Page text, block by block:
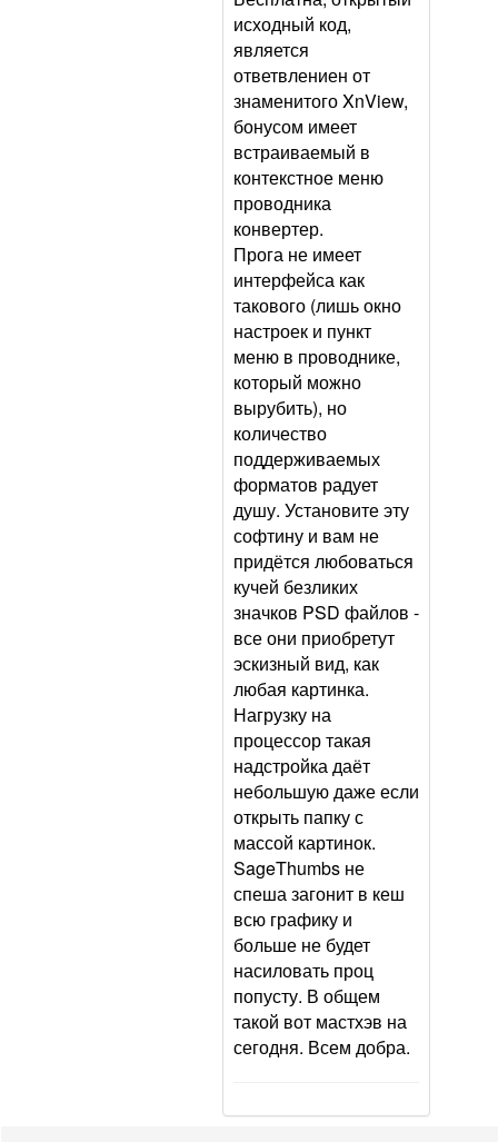
исходный код,
является
ответвлениен от
знаменитого XnView,
бонусом имеет
встраиваемый в
контекстное меню
проводника
конвертер.
Прога не имеет
интерфейса как
такового (лишь окно
настроек и пункт
меню в проводнике,
который можно
вырубить), но
количество
поддерживаемых
форматов радует
душу. Установите эту
софтину и вам не
придётся любоваться
кучей безликих
значков PSD файлов -
все они приобретут
эскизный вид, как
любая картинка.
Нагрузку на
процессор такая
надстройка даёт
небольшую даже если
открыть папку с
массой картинок.
SageThumbs не
спеша загонит в кеш
всю графику и
больше не будет
насиловать проц
попусту. В общем
такой вот мастхэв на
сегодня. Всем добра.